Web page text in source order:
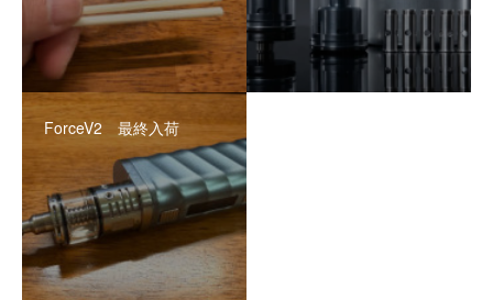
ForceV2 最終入荷